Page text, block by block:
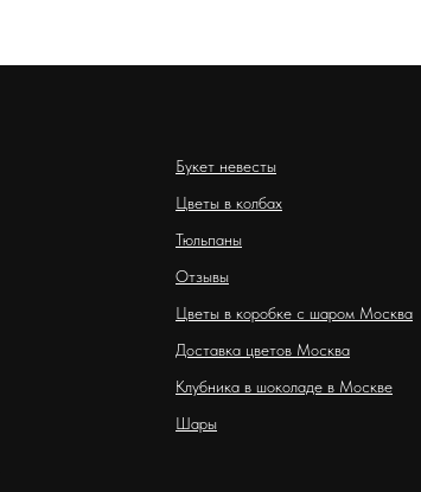
Букет невесты
Цветы в колбах
Тюльпаны
Отзывы
Цветы в коробке с шаром Москва
Доставка цветов Москва
Клубника в шоколаде в Москве
Шары